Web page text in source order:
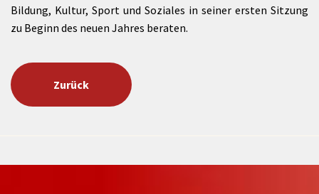
Bildung, Kultur, Sport und Soziales in seiner ersten Sitzung
zu Beginn des neuen Jahres beraten.
Zurück